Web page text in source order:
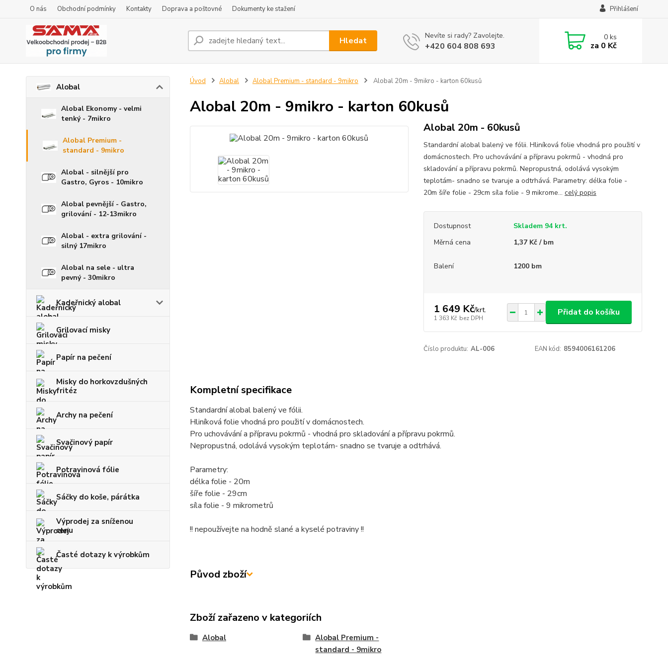
O nás Obchodní podmínky Kontakty Doprava a poštovné Dokumenty ke stažení Přihlášení
Hledat Nevíte si rady? Zavolejte.
+420 604 808 693
0ks
za 0 Kč
Alobal
Alobal Ekonomy - velmi
tenký - 7mikro
Alobal Premium -
standard - 9mikro
Alobal - silnější pro
Gastro, Gyros - 10mikro
Alobal pevnější - Gastro,
grilování - 12-13mikro
Alobal - extra grilování -
silný 17mikro
Alobal na sele - ultra
pevný - 30mikro
Kadeřnický alobal
Grilovací misky
Papír na pečení
Misky do horkovzdušných
fritéz
Archy na pečení
Svačinový papír
Potravinová fólie
Sáčky do koše, párátka
Výprodej za sníženou
cenu
Časté dotazy k výrobkům
Úvod Alobal Alobal Premium - standard - 9mikro Alobal 20m - 9mikro - karton 60kusů
Alobal 20m - 9mikro - karton 60kusů
Alobal 20m - 60kusů
Standardní alobal balený ve fólii. Hliníková folie vhodná pro použití v
domácnostech. Pro uchovávání a přípravu pokrmů - vhodná pro
skladování a přípravu pokrmů. Nepropustná, odolává vysokým
teplotám- snadno se tvaruje a odtrhává. Parametry: délka folie -
20m šíře folie - 29cm síla folie - 9 mikrome... celý popis
Dostupnost
Skladem 94 krt.
Měrná cena
1,37 Kč / bm
Balení 1200 bm
1 649 Kč/krt.
1 363 Kč bez DPH
Přidat do košíku
Číslo produktu: AL-006 EAN kód: 8594006161206
Kompletní specifikace
Standardní alobal balený ve fólii.
Hliníková folie vhodná pro použití v domácnostech.
Pro uchovávání a přípravu pokrmů - vhodná pro skladování a přípravu pokrmů.
Nepropustná, odolává vysokým teplotám- snadno se tvaruje a odtrhává.
Parametry:
délka folie - 20m
šíře folie - 29cm
síla folie - 9 mikrometrů
!! nepoužívejte na hodně slané a kyselé potraviny !!
Původ zboží
Zboží zařazeno v kategoriích
Alobal
Alobal Premium -
standard - 9mikro